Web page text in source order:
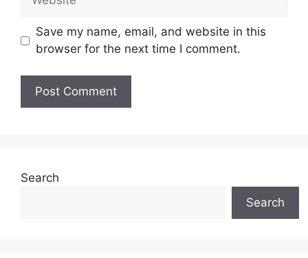
Save my name, email, and website in this
browser for the next time I comment.
Search
Search